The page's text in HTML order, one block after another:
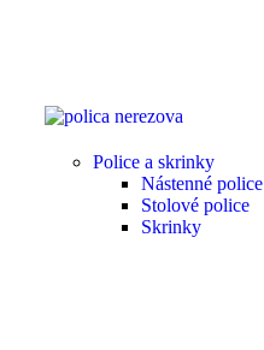
Police a skrinky
Nástenné police
Stolové police
Skrinky